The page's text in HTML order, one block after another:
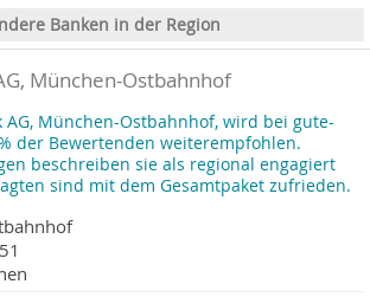
Banken in der Region
München-Ostbahnhof
AG, München-Ostbahnhof, wird bei gute-
der Bewertenden weiterempfohlen.
beschreiben sie als regional engagiert
sind mit dem Gesamtpaket zufrieden.